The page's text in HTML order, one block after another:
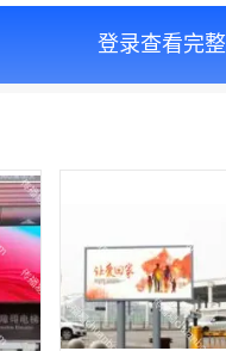
登录查看完整